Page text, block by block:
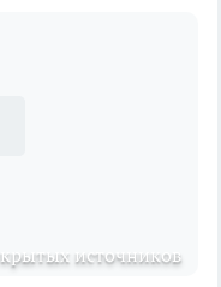
источников